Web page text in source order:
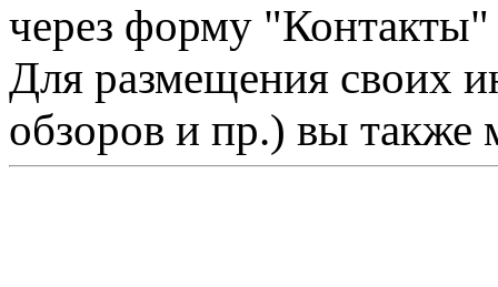
через форму "Контакты"
Для размещения своих
обзоров и пр.) вы также